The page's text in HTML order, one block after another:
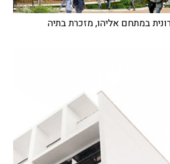
במתחם אליהו, מזכרת בתיה